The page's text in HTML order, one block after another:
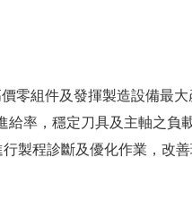
零組件及發揮製造設備最大
率，穩定刀具及主軸之負
製程診斷及優化作業，改